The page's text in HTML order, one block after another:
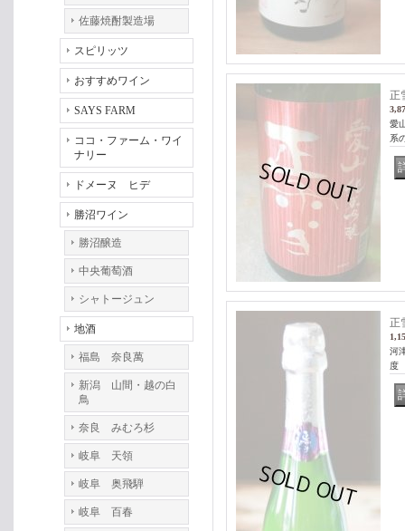
佐藤焼酎製造場
スピリッツ
おすすめワイン
SAYS FARM
ココ・ファーム・ワイ
ナリー
ドメーヌ ヒデ
勝沼ワイン
勝沼醸造
中央葡萄酒
シャトージュン
地酒
福島 奈良萬
新潟 山間・越の白
鳥
奈良 みむろ杉
岐阜 天領
岐阜 奥飛騨
岐阜 百春
正
愛
系
正
河
度